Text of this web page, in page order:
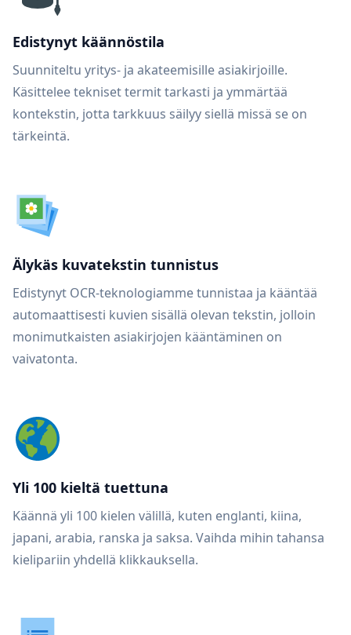
Edistynyt käännöstila
Suunniteltu yritys- ja akateemisille asiakirjoille.
Käsittelee tekniset termit tarkasti ja ymmärtää
kontekstin, jotta tarkkuus säilyy siellä missä se on
tärkeintä.
Älykäs kuvatekstin tunnistus
Edistynyt OCR-teknologiamme tunnistaa ja kääntää
automaattisesti kuvien sisällä olevan tekstin, jolloin
monimutkaisten asiakirjojen kääntäminen on
vaivatonta.
Yli 100 kieltä tuettuna
Käännä yli 100 kielen välillä, kuten englanti, kiina,
japani, arabia, ranska ja saksa. Vaihda mihin tahansa
kielipariin yhdellä klikkauksella.